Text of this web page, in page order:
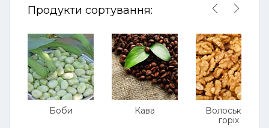
Продукти сортування:
Боби Кава
Волоський
горіх
 